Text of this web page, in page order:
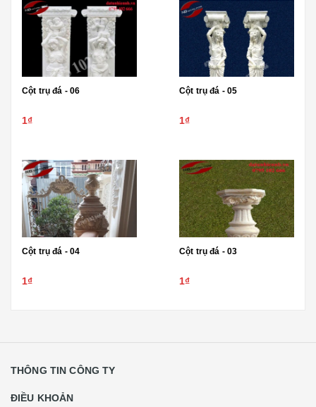
Cột trụ đá - 06
1₫
Cột trụ đá - 05
1₫
Cột trụ đá - 04
1₫
Cột trụ đá - 03
1₫
THÔNG TIN CÔNG TY
ĐIỀU KHOẢN